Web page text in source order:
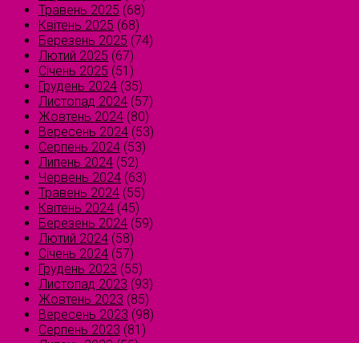
Травень 2025 (68)
Квітень 2025 (68)
Березень 2025 (74)
Лютий 2025 (67)
Січень 2025 (51)
Грудень 2024 (35)
Листопад 2024 (57)
Жовтень 2024 (80)
Вересень 2024 (53)
Серпень 2024 (53)
Липень 2024 (52)
Червень 2024 (63)
Травень 2024 (55)
Квітень 2024 (45)
Березень 2024 (59)
Лютий 2024 (58)
Січень 2024 (57)
Грудень 2023 (55)
Листопад 2023 (93)
Жовтень 2023 (85)
Вересень 2023 (98)
Серпень 2023 (81)